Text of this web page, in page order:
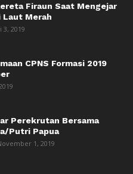
Firaun Saat Mengejar
Laut Merah
3, 2019
CPNS Formasi 2019
Perekrutan Bersama
Putri Papua
1, 2019